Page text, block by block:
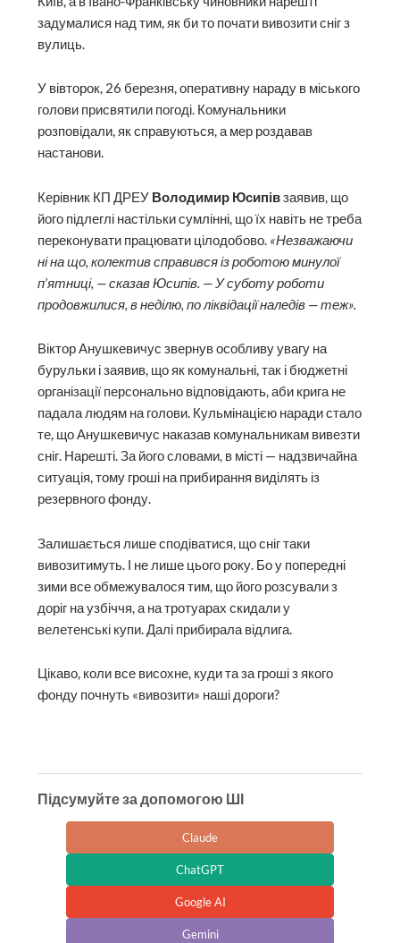
задумалися над тим, як би то почати вивозити сніг з
вулиць.
У вівторок, 26 березня, оперативну нараду в міського
голови присвятили погоді. Комунальники
розповідали, як справуються, а мер роздавав
настанови.
Керівник КП ДРЕУ Володимир Юсипівзаявив, що
його підлеглі настільки сумлінні, що їх навіть не треба
переконувати працювати цілодобово. «Незважаючи
ні на що, колектив справився із роботою минулої
п’ятниці, — сказав Юсипів. — У суботу роботи
продовжилися, в неділю, по ліквідації наледів — теж».
Віктор Анушкевичус звернув особливу увагу на
бурульки і заявив, що як комунальні, так і бюджетні
організації персонально відповідають, аби крига не
падала людям на голови. Кульмінацією наради стало
те, що Анушкевичус наказав комунальникам вивезти
сніг. Нарешті. За його словами, в місті — надзвичайна
ситуація, тому гроші на прибирання виділять із
резервного фонду.
Залишається лише сподіватися, що сніг таки
вивозитимуть. І не лише цього року. Бо у попередні
зими все обмежувалося тим, що його розсували з
доріг на узбіччя, а на тротуарах скидали у
велетенські купи. Далі прибирала відлига.
Цікаво, коли все висохне, куди та за гроші з якого
фонду почнуть «вивозити» наші дороги?
Підсумуйте за допомогою ШІ
Claude
ChatGPT
Google AI
Gemini